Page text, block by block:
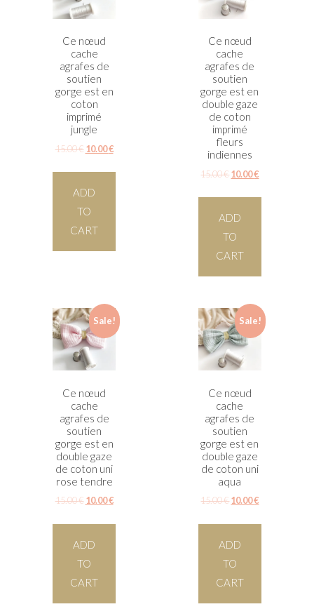
Ce nœud
cache
agrafes de
soutien
gorge est en
coton
imprimé
jungle
15.00€ 10.00€
ADD
TO
CART
Ce nœud
cache
agrafes de
soutien
gorge est en
double gaze
de coton
imprimé
fleurs
indiennes
15.00€10.00€
ADD
TO
CART
Sale!
Ce nœud
cache
agrafes de
soutien
gorge est en
double gaze
de coton uni
rose tendre
15.00€ 10.00€
ADD
TO
CART
Sale!
Ce nœud
cache
agrafes de
soutien
gorge est en
double gaze
de coton uni
aqua
15.00€10.00€
ADD
TO
CART